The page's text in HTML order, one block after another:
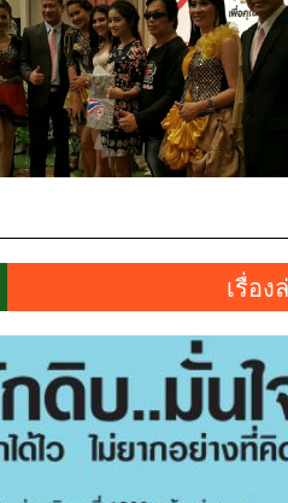
เรื่อง